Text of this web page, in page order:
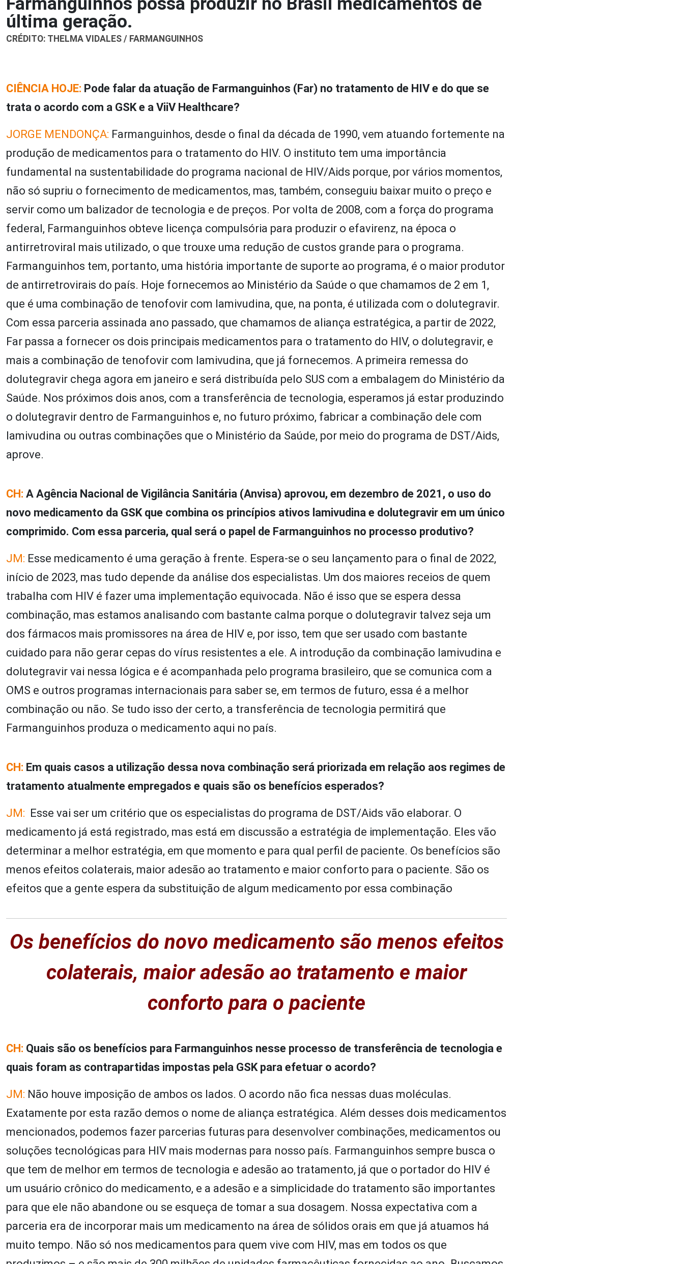
última geração.
CRÉDITO: THELMA VIDALES / FARMANGUINHOS
CIÊNCIA HOJE: Pode falar da atuação de Farmanguinhos (Far) no tratamento de HIV e do que se
trata o acordo com a GSK e a ViiV Healthcare?
JORGE MENDONÇA: Farmanguinhos, desde o final da década de 1990, vem atuando fortemente na
produção de medicamentos para o tratamento do HIV. O instituto tem uma importância
fundamental na sustentabilidade do programa nacional de HIV/Aids porque, por vários momentos,
não só supriu o fornecimento de medicamentos, mas, também, conseguiu baixar muito o preço e
servir como um balizador de tecnologia e de preços. Por volta de 2008, com a força do programa
federal, Farmanguinhos obteve licença compulsória para produzir o efavirenz, na época o
antirretroviral mais utilizado, o que trouxe uma redução de custos grande para o programa.
Farmanguinhos tem, portanto, uma história importante de suporte ao programa, é o maior produtor
de antirretrovirais do país. Hoje fornecemos ao Ministério da Saúde o que chamamos de 2 em 1,
que é uma combinação de tenofovir com lamivudina, que, na ponta, é utilizada com o dolutegravir.
Com essa parceria assinada ano passado, que chamamos de aliança estratégica, a partir de 2022,
Far passa a fornecer os dois principais medicamentos para o tratamento do HIV, o dolutegravir, e
mais a combinação de tenofovir com lamivudina, que já fornecemos. A primeira remessa do
dolutegravir chega agora em janeiro e será distribuída pelo SUS com a embalagem do Ministério da
Saúde. Nos próximos dois anos, com a transferência de tecnologia, esperamos já estar produzindo
o dolutegravir dentro de Farmanguinhos e, no futuro próximo, fabricar a combinação dele com
lamivudina ou outras combinações que o Ministério da Saúde, por meio do programa de DST/Aids,
aprove.
CH: A Agência Nacional de Vigilância Sanitária (Anvisa) aprovou, em dezembro de 2021, o uso do
novo medicamento da GSK que combina os princípios ativos lamivudina e dolutegravir em um único
comprimido. Com essa parceria, qual será o papel de Farmanguinhos no processo produtivo?
JM: Esse medicamento é uma geração à frente. Espera-se o seu lançamento para o final de 2022,
início de 2023, mas tudo depende da análise dos especialistas. Um dos maiores receios de quem
trabalha com HIV é fazer uma implementação equivocada. Não é isso que se espera dessa
combinação, mas estamos analisando com bastante calma porque o dolutegravir talvez seja um
dos fármacos mais promissores na área de HIV e, por isso, tem que ser usado com bastante
cuidado para não gerar cepas do vírus resistentes a ele. A introdução da combinação lamivudina e
dolutegravir vai nessa lógica e é acompanhada pelo programa brasileiro, que se comunica com a
OMS e outros programas internacionais para saber se, em termos de futuro, essa é a melhor
combinação ou não. Se tudo isso der certo, a transferência de tecnologia permitirá que
Farmanguinhos produza o medicamento aqui no país.
CH: Em quais casos a utilização dessa nova combinação será priorizada em relação aos regimes de
tratamento atualmente empregados e quais são os benefícios esperados?
JM: Esse vai ser um critério que os especialistas do programa de DST/Aids vão elaborar. O
medicamento já está registrado, mas está em discussão a estratégia de implementação. Eles vão
determinar a melhor estratégia, em que momento e para qual perfil de paciente. Os benefícios são
menos efeitos colaterais, maior adesão ao tratamento e maior conforto para o paciente. São os
efeitos que a gente espera da substituição de algum medicamento por essa combinação
Os benefícios do novo medicamento são menos efeitos
colaterais, maior adesão ao tratamento e maior
conforto para o paciente
CH: Quais são os benefícios para Farmanguinhos nesse processo de transferência de tecnologia e
quais foram as contrapartidas impostas pela GSK para efetuar o acordo?
JM: Não houve imposição de ambos os lados. O acordo não fica nessas duas moléculas.
Exatamente por esta razão demos o nome de aliança estratégica. Além desses dois medicamentos
mencionados, podemos fazer parcerias futuras para desenvolver combinações, medicamentos ou
soluções tecnológicas para HIV mais modernas para nosso país. Farmanguinhos sempre busca o
que tem de melhor em termos de tecnologia e adesão ao tratamento, já que o portador do HIV é
um usuário crônico do medicamento, e a adesão e a simplicidade do tratamento são importantes
para que ele não abandone ou se esqueça de tomar a sua dosagem. Nossa expectativa com a
parceria era de incorporar mais um medicamento na área de sólidos orais em que já atuamos há
muito tempo. Não só nos medicamentos para quem vive com HIV, mas em todos os que